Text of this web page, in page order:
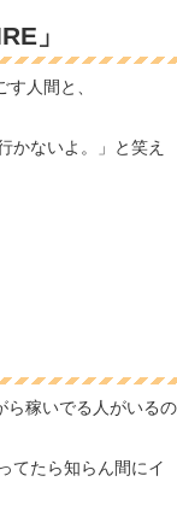
」
人間と、
かないよ。」と笑え
ら稼いでる人がいるの
てたら知らん間にイ